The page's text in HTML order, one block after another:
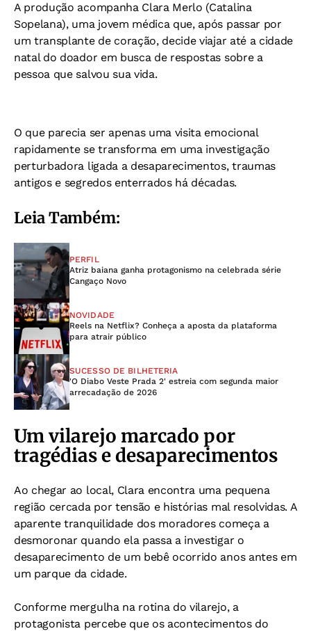
A produção acompanha Clara Merlo (Catalina
Sopelana), uma jovem médica que, após passar por
um transplante de coração, decide viajar até a cidade
natal do doador em busca de respostas sobre a
pessoa que salvou sua vida.
O que parecia ser apenas uma visita emocional
rapidamente se transforma em uma investigação
perturbadora ligada a desaparecimentos, traumas
antigos e segredos enterrados há décadas.
Leia Também:
PERFIL
Atriz baiana ganha protagonismo na celebrada série
Cangaço Novo
NOVIDADE
Reels na Netflix? Conheça a aposta da plataforma
para atrair público
SUCESSO DE BILHETERIA
'O Diabo Veste Prada 2' estreia com segunda maior
arrecadação de 2026
Um vilarejo marcado por
tragédias e desaparecimentos
Ao chegar ao local, Clara encontra uma pequena
região cercada por tensão e histórias mal resolvidas. A
aparente tranquilidade dos moradores começa a
desmoronar quando ela passa a investigar o
desaparecimento de um bebê ocorrido anos antes em
um parque da cidade.
Conforme mergulha na rotina do vilarejo, a
protagonista percebe que os acontecimentos do